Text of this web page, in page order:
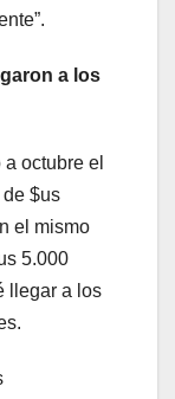
a los
octubre el
$us
el mismo
5.000
llegar a los